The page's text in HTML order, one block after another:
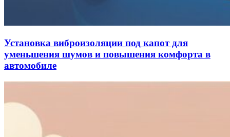
Установка виброизоляции под капот для
уменьшения шумов и повышения комфорта в
автомобиле